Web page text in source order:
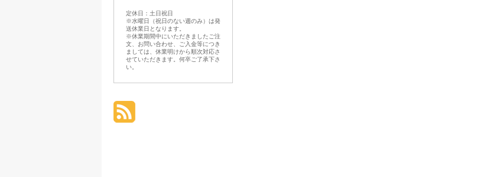
定休日：土日祝日
※水曜日（祝日のない週のみ）は発
送休業日となります。
※休業期間中にいただきましたご注
文、お問い合わせ、ご入金等につき
ましては、休業明けから順次対応さ
せていただきます。何卒ご了承下さ
い。